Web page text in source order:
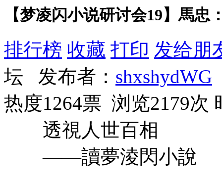
【梦凌闪小说研讨会19】馬忠
排行榜 收藏 打印 发给朋
坛 发布者： shxshydWG
热度1264票 浏览2179次
透視人世百相
——讀夢淩閃小說